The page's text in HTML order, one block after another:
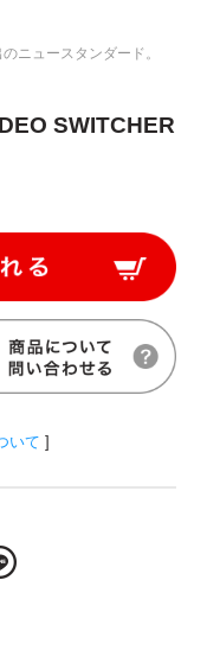
ニュースタンダード。
SWITCHER
いて ]